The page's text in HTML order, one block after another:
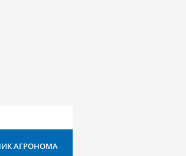
АГРОНОМА